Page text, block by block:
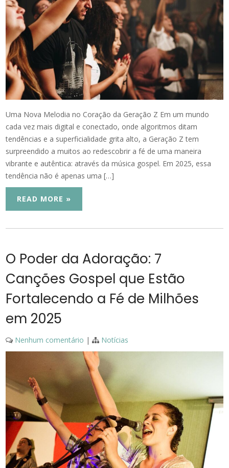
Uma Nova Melodia no Coração da Geração Z Em um mundo
cada vez mais digital e conectado, onde algoritmos ditam
tendências e a superficialidade grita alto, a Geração Z tem
surpreendido a muitos ao redescobrir a fé de uma maneira
vibrante e autêntica: através da música gospel. Em 2025, essa
tendência não é apenas uma […]
READ MORE »
O Poder da Adoração: 7
Canções Gospel que Estão
Fortalecendo a Fé de Milhões
em 2025
Nenhum comentário | Notícias